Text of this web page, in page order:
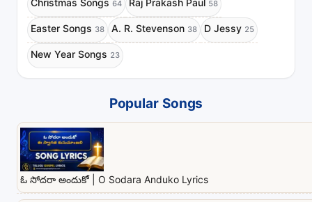
64 58
Easter Songs 38 A. R. Stevenson 38 D Jessy 25
New Year Songs 23
Popular Songs
ఓ సోదరా అందుకో | O Sodara Anduko Lyrics